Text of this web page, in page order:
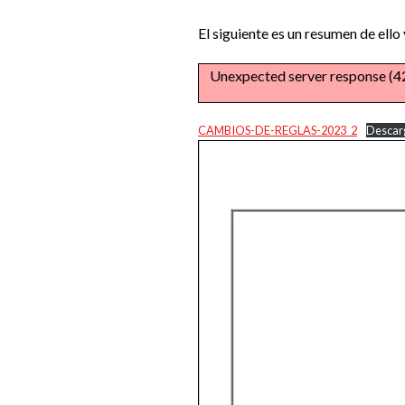
El siguiente es un resumen de
Unexpected server response
CAMBIOS-DE-REGLAS-2023_2